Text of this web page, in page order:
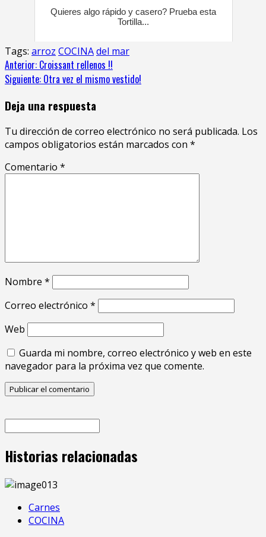
Quieres algo rápido y casero? Prueba esta
Tortilla...
Tags: arroz COCINAdel mar
Anterior: Croissant rellenos !!
Siguiente: Otra vez el mismo vestido!
Deja una respuesta
Tu dirección de correo electrónico no será publicada. Los
campos obligatorios están marcados con *
Comentario *
Nombre *
Correo electrónico *
Web
Guarda mi nombre, correo electrónico y web en este
navegador para la próxima vez que comente.
Historias relacionadas
Carnes
COCINA